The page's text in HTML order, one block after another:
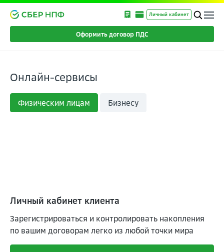
Личный кабинет
Оформить договор ПДС
Онлайн-сервисы
Физическим лицам Бизнесу
Личный кабинет клиента
Зарегистрироваться и контролировать накопления
по вашим договорам легко из любой точки мира